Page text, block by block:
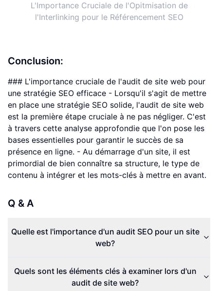
L'Importance Cruciale de l'Opitmisation de
l'Interlinking pour le Référencement SEO
Conclusion:
### L'importance cruciale de l'audit de site web pour
une stratégie SEO efficace - Lorsqu'il s'agit de mettre
en place une stratégie SEO solide, l'audit de site web
est la première étape cruciale à ne pas négliger. C'est
à travers cette analyse approfondie que l'on pose les
bases essentielles pour garantir le succès de sa
présence en ligne. - Au démarrage d'un site, il est
primordial de bien connaître sa structure, le type de
contenu à intégrer et les mots-clés à mettre en avant.
Q & A
Quelle est l'importance d'un audit SEO pour un site
web?
Quels sont les éléments clés à examiner lors d'un
audit de site web?